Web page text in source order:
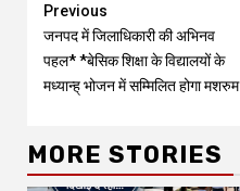
Continue
Reading
Previous
जनपद में जिलाधिकारी की अभिनव
पहल* *बेसिक शिक्षा के विद्यालयों के
मध्यान्ह् भोजन में सम्मिलित होगा मशरुम
MORE STORIES